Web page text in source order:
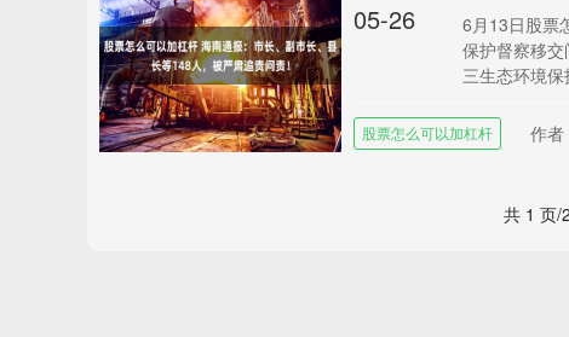
05-26
6月13日股票
保护督察移
三生态环境保
股票怎么可以加杠杆 作者
共 1 页/